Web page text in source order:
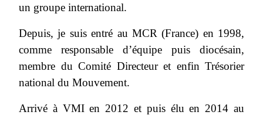
un groupe international.
Depuis, je suis entré au MCR (France) en 1998,
comme responsable d’équipe puis diocésain,
membre du Comité Directeur et enfin Trésorier
national du Mouvement.
Arrivé à VMI en 2012 et puis élu en 2014 au